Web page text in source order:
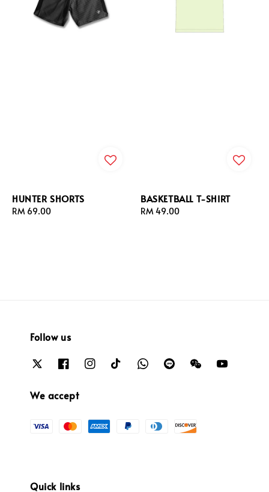
HUNTER SHORTS
Regular
RM 69.00
BASKETBALL T-SHIRT
Regular
RM 49.00
Follow us
We accept
Quick links